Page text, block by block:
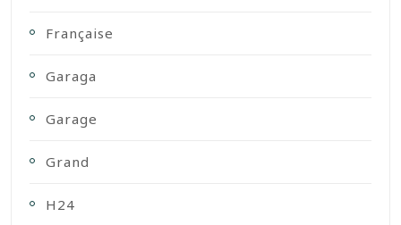
Française
Garaga
Garage
Grand
H24